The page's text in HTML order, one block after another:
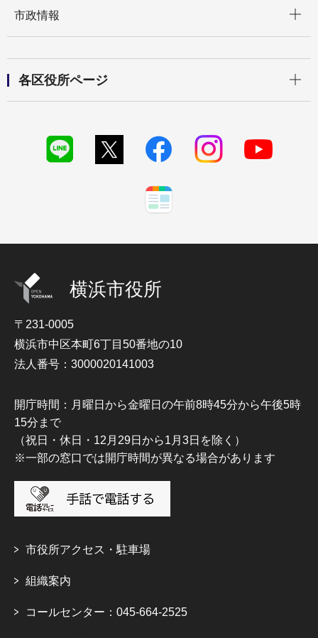
市政情報
各区役所ページ
横浜市役所
〒231-0005
横浜市中区本町6丁目50番地の10
法人番号：3000020141003
開庁時間：月曜日から金曜日の午前8時45分から午後5時
15分まで
（祝日・休日・12月29日から1月3日を除く）
※一部の窓口では開庁時間が異なる場合があります
市役所アクセス・駐車場
組織案内
コールセンター：045-664-2525